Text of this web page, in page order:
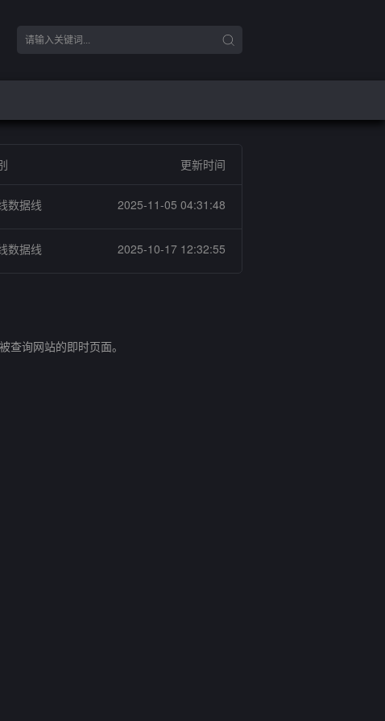
更新时间
数据线 2025-11-05 04:31:48
数据线 2025-10-17 12:32:55
询网站的即时页面。